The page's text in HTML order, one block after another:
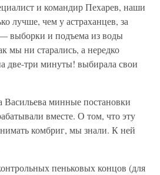
и командир Пехарев, наши
лучше, чем у астраханцев, за
выборки и подъема из воды
мы ни старались, а нередко
две-три минуты! выбирала свои
минные постановки
вместе. О том, что эту
комбриг, мы знали. К ней
пеньковых концов (для